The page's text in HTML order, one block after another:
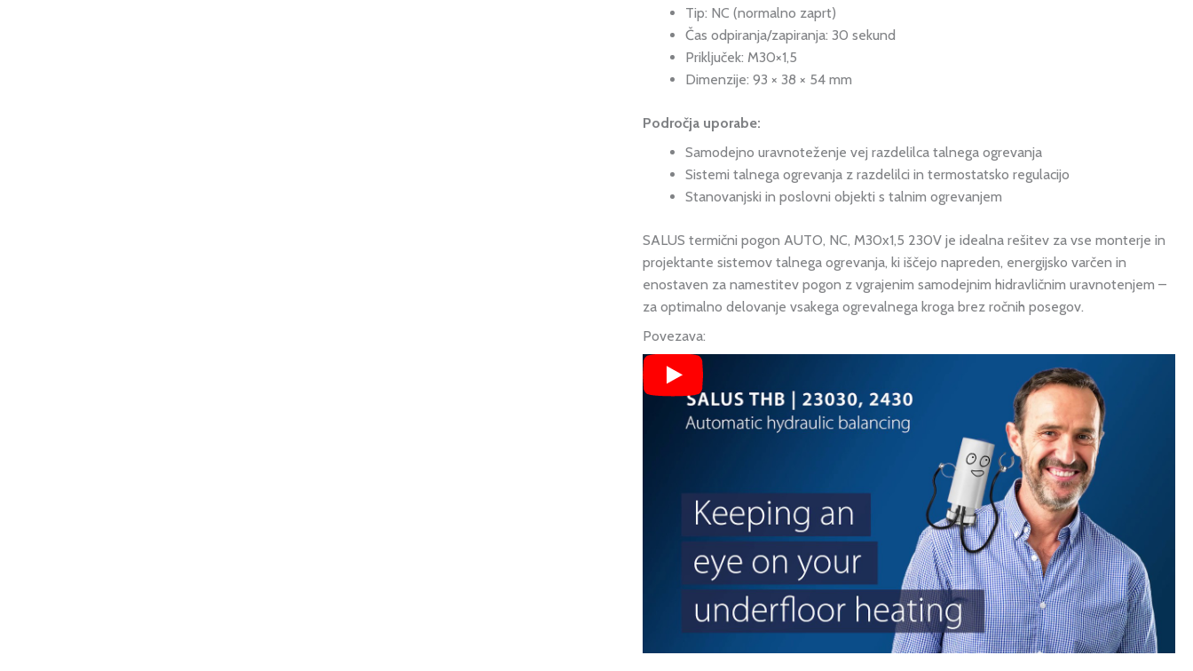
Tip: NC (normalno zaprt)
Čas odpiranja/zapiranja: 30 sekund
Priključek: M30×1,5
Dimenzije: 93 × 38 × 54 mm
Področja uporabe:
Samodejno uravnoteženje vej razdelilca talnega ogrevanja
Sistemi talnega ogrevanja z razdelilci in termostatsko regulacijo
Stanovanjski in poslovni objekti s talnim ogrevanjem
SALUS termični pogon AUTO, NC, M30x1,5 230V je idealna rešitev za vse monterje in
projektante sistemov talnega ogrevanja, ki iščejo napreden, energijsko varčen in
enostaven za namestitev pogon z vgrajenim samodejnim hidravličnim uravnotenjem –
za optimalno delovanje vsakega ogrevalnega kroga brez ročnih posegov.
Povezava: